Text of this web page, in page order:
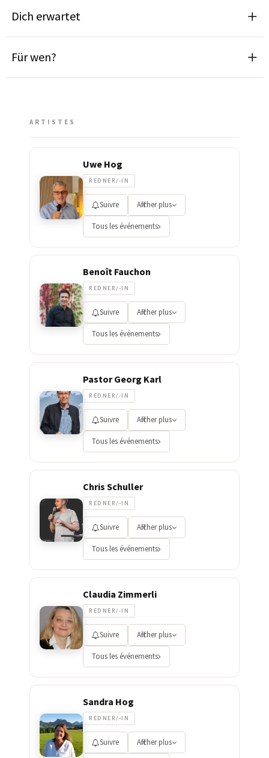
Dich erwartet
Für wen?
ARTISTES
Uwe Hog
REDNER/-IN
Suivre Afficher plus
Tous les événements
Benoît Fauchon
REDNER/-IN
Suivre Afficher plus
Tous les événements
Pastor Georg Karl
REDNER/-IN
Suivre Afficher plus
Tous les événements
Chris Schuller
REDNER/-IN
Suivre Afficher plus
Tous les événements
Claudia Zimmerli
REDNER/-IN
Suivre Afficher plus
Tous les événements
Sandra Hog
REDNER/-IN
Suivre Afficher plus